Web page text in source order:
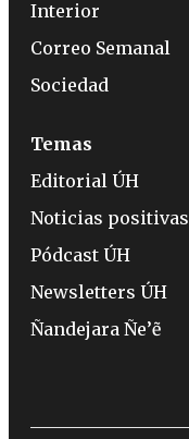
Interior
Correo Semanal
Sociedad
Temas
Editorial ÚH
Noticias positivas
Pódcast ÚH
Newsletters ÚH
Ñandejara Ñe’ẽ